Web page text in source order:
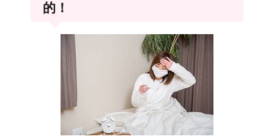
的！